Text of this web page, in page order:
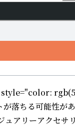
ちる可
ーアク